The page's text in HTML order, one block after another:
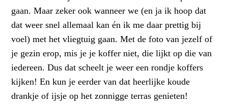
gaan. Maar zeker ook wanneer we (en ja ik hoop dat
dat weer snel allemaal kan én ik me daar prettig bij
voel) met het vliegtuig gaan. Met de foto van jezelf of
je gezin erop, mis je je koffer niet, die lijkt op die van
iedereen. Dus dat scheelt je weer een rondje koffers
kijken! En kun je eerder van dat heerlijke koude
drankje of ijsje op het zonnigge terras genieten!